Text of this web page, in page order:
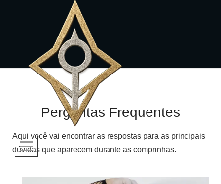
Perguntas Frequentes
Aqui você vai encontrar as respostas para as principais
dúvidas que aparecem durante as comprinhas.